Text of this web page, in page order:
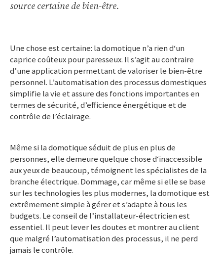
source certaine de bien-être.
Une chose est certaine: la domotique n’a rien d‘un
caprice coûteux pour paresseux. Il s’agit au contraire
d’une application permettant de valoriser le bien-être
personnel. L’automatisation des processus domestiques
simplifie la vie et assure des fonctions importantes en
termes de sécurité, d’efficience énergétique et de
contrôle de l’éclairage.
Même si la domotique séduit de plus en plus de
personnes, elle demeure quelque chose d‘inaccessible
aux yeux de beaucoup, témoignent les spécialistes de la
branche électrique. Dommage, car même si elle se base
sur les technologies les plus modernes, la domotique est
extrêmement simple à gérer et s’adapte à tous les
budgets. Le conseil de l’installateur-électricien est
essentiel. Il peut lever les doutes et montrer au client
que malgré l’automatisation des processus, il ne perd
jamais le contrôle.